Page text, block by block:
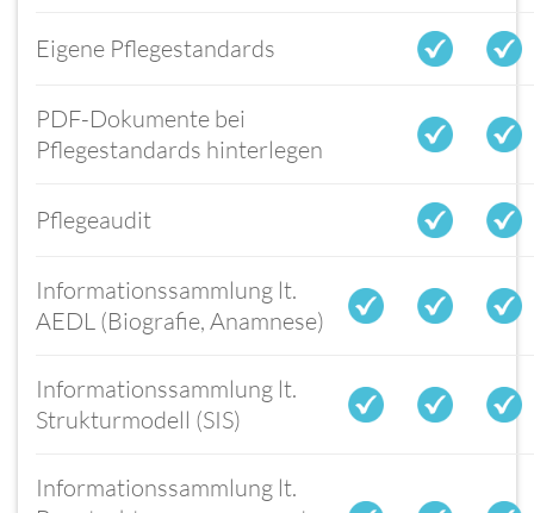
Eigene Pflegestandards
PDF-Dokumente bei
Pflegestandards hinterlegen
Pflegeaudit
Informationssammlung lt.
AEDL (Biografie, Anamnese)
Informationssammlung lt.
Strukturmodell (SIS)
Informationssammlung lt.